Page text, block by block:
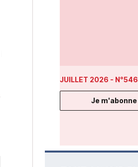
JUILLET 2026 - N°546
Je m'abonne